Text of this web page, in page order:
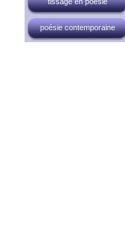
poésie contemporaine